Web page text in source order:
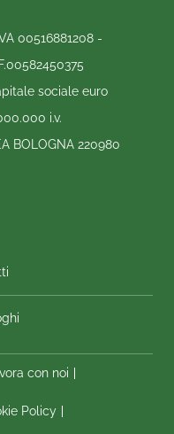
00516881208 -
sociale euro
i.v.
BOLOGNA 220980
con noi
Policy